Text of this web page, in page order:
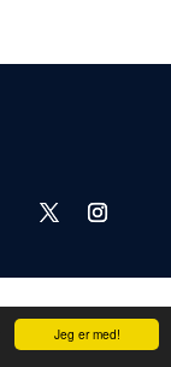
Jeg er med!